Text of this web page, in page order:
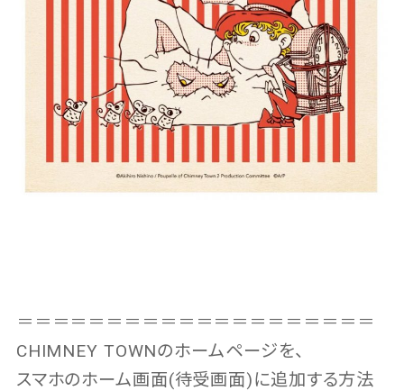
＝＝＝＝＝＝＝＝＝＝＝＝＝＝＝＝＝＝＝＝
CHIMNEY TOWNのホームページを、
スマホのホーム画面(待受画面)に追加する方法